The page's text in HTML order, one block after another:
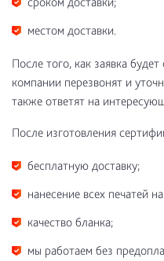
местом доставки.
После того, как заявка
компании перезвонят и
также ответят на
После изготовления
бесплатную доставку;
нанесение всех печатей
качество бланка;
мы работаем без